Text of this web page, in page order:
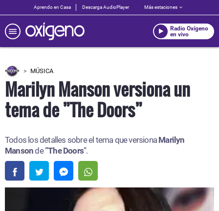
Aprendo en Casa Descarga AudioPlayer Más estaciones
Radio Oxígeno
en vivo
MÚSICA
Marilyn Manson versiona un
tema de ”The Doors”
Todos los detalles sobre el tema que versionaMarilyn
Mansonde”The Doors”.